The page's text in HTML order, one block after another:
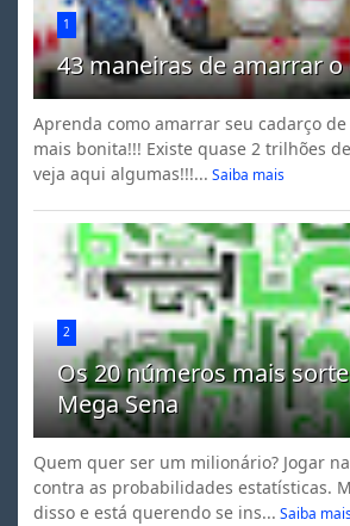
1
43 maneiras de amarrar o
Aprenda como amarrar seu cadarço
mais bonita!!! Existe quase 2 trilhões
veja aqui algumas!!!... Saiba mais
2
Os 20 números mais
Mega Sena
Quem quer ser um milionário? Jogar
contra as probabilidades estatísticas.
disso e está querendo se ins... Saiba